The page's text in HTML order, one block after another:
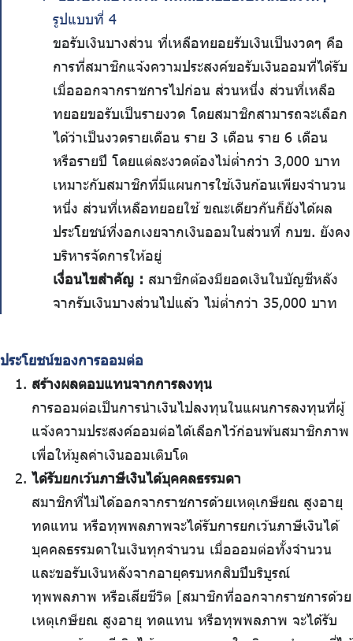
รูปแบบที่ 4
ขอรับเงินบางส่วน ที่เหลือทยอยรับเงินเป็นงวดๆ คือ
การที่สมาชิกแจ้งความประสงค์ขอรับเงินออมที่ได้รับ
เมื่อออกจากราชการไปก่อน ส่วนหนึ่ง ส่วนที่เหลือ
ทยอยขอรับเป็นรายงวด โดยสมาชิกสามารถจะเลือก
ได้ว่าเป็นงวดรายเดือน ราย 3 เดือน ราย 6 เดือน
หรือรายปี โดยแต่ละงวดต้องไม่ต่ำกว่า 3,000 บาท
เหมาะกับสมาชิกที่มีแผนการใช้เงินก้อนเพียงจำนวน
หนึ่ง ส่วนที่เหลือทยอยใช้ ขณะเดียวกันก็ยังได้ผล
ประโยชน์ที่งอกเงยจากเงินออมในส่วนที่ กบข. ยังคง
บริหารจัดการให้อยู่
เงื่อนไขสำคัญ : สมาชิกต้องมียอดเงินในบัญชีหลัง
จากรับเงินบางส่วนไปแล้ว ไม่ต่ำกว่า 35,000 บาท
ประโยชน์ของการออมต่อ
สร้างผลตอบแทนจากการลงทุน
การออมต่อเป็นการนำเงินไปลงทุนในแผนการลงทุนที่ผู้
แจ้งความประสงค์ออมต่อได้เลือกไว้ก่อนพ้นสมาชิกภาพ
เพื่อให้มูลค่าเงินออมเติบโต
ได้รับยกเว้นภาษีเงินได้บุคคลธรรมดา
สมาชิกที่ไม่ได้ออกจากราชการด้วยเหตุเกษียณ สูงอายุ
ทดแทน หรือทุพพลภาพจะได้รับการยกเว้นภาษีเงินได้
บุคคลธรรมดาในเงินทุกจำนวน เมื่อออมต่อทั้งจำนวน
และขอรับเงินหลังจากอายุครบหกสิบปีบริบูรณ์
ทุพพลภาพ หรือเสียชีวิต [สมาชิกที่ออกจากราชการด้วย
เหตุเกษียณ สูงอายุ ทดแทน หรือทุพพลภาพ จะได้รับ